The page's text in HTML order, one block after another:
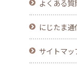
よくある
にじたま
サイトマッ